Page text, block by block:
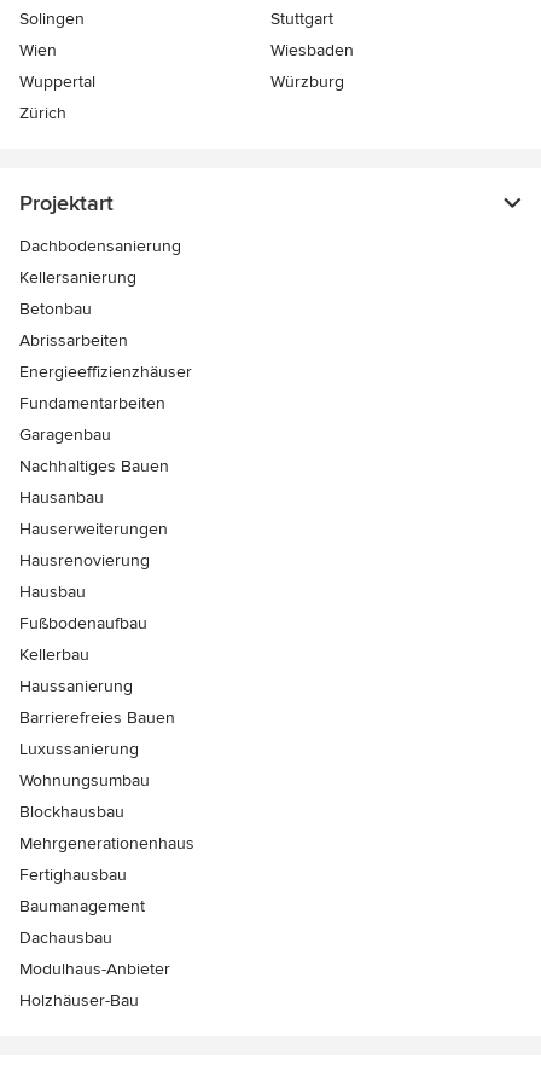
Solingen
Stuttgart
Wien
Wiesbaden
Wuppertal
Würzburg
Zürich
Projektart
Dachbodensanierung
Kellersanierung
Betonbau
Abrissarbeiten
Energieeffizienzhäuser
Fundamentarbeiten
Garagenbau
Nachhaltiges Bauen
Hausanbau
Hauserweiterungen
Hausrenovierung
Hausbau
Fußbodenaufbau
Kellerbau
Haussanierung
Barrierefreies Bauen
Luxussanierung
Wohnungsumbau
Blockhausbau
Mehrgenerationenhaus
Fertighausbau
Baumanagement
Dachausbau
Modulhaus-Anbieter
Holzhäuser-Bau